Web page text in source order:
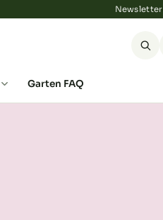
Newsletter
Garten FAQ